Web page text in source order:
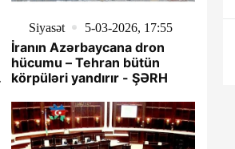
Siyasət 5-03-2026, 17:55
İranın Azərbaycana dron
hücumu – Tehran bütün
körpüləri yandırır - ŞƏRH